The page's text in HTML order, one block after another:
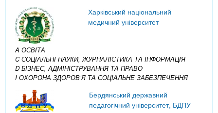
Харківський національний
медичний університет
A ОСВІТА
C СОЦІАЛЬНІ НАУКИ, ЖУРНАЛІСТИКА ТА ІНФОРМАЦІЯ
D БІЗНЕС, АДМІНІСТРУВАННЯ ТА ПРАВО
I ОХОРОНА ЗДОРОВ’Я ТА СОЦІАЛЬНЕ ЗАБЕЗПЕЧЕННЯ
Бердянський державний
педагогічний університет, БДПУ